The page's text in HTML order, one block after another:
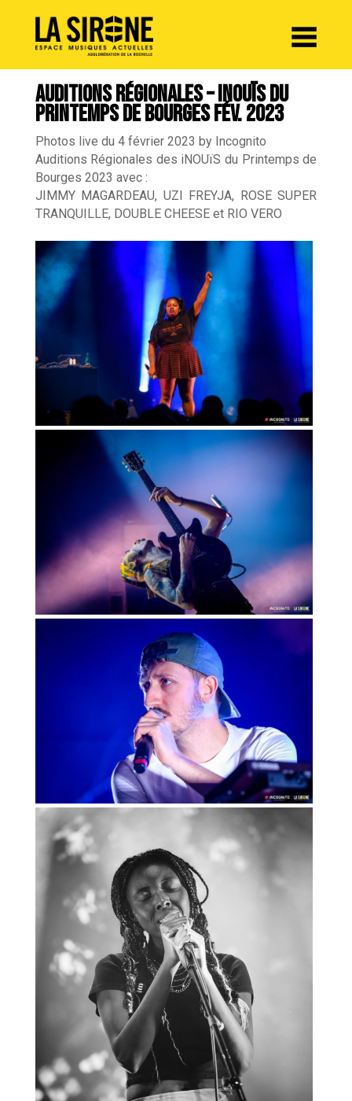
AUDITIONS RÉGIONALES – INOUÏS DU
PRINTEMPS DE BOURGES FÉV. 2023
Photos live du 4 février 2023 by Incognito
Auditions Régionales des iNOUïS du Printemps de
Bourges 2023 avec :
JIMMY MAGARDEAU, UZI FREYJA, ROSE SUPER
TRANQUILLE, DOUBLE CHEESE et RIO VERO